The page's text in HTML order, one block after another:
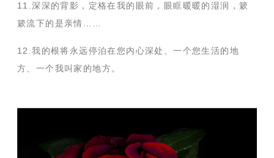
11.深深的背影，定格在我的眼前，眼眶暖暖的湿润，簌
簌流下的是亲情……
12.我的根将永远停泊在您内心深处、一个您生活的地
方、一个我叫家的地方。